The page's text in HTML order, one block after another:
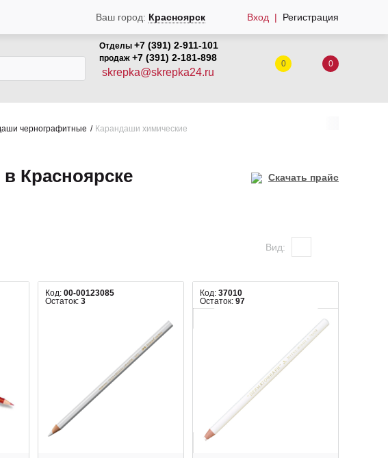
Ваш город: Красноярск Вход Регистрация
Отделы +7 (391) 2-911-101
продаж +7 (391) 2-181-898
skrepka@skrepka24.ru
0 0
чернографитные Карандаши химические
Красноярске Скачать прайс
Вид:
Код: 00-00123085
Остаток: 3
Код: 37010
Остаток: 97